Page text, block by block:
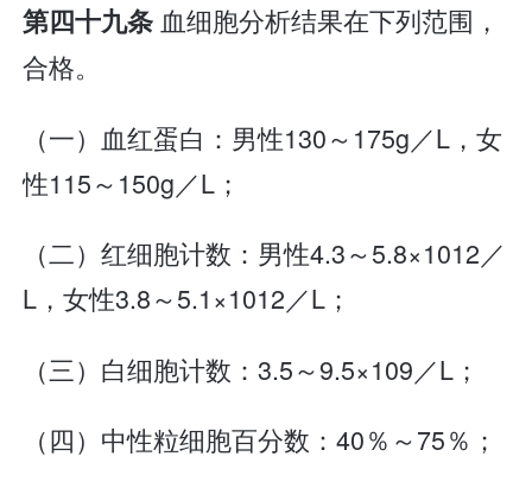
第四十九条血细胞分析结果在下列范围，
合格。
（一）血红蛋白：男性130～175g／L，女
性115～150g／L；
（二）红细胞计数：男性4.3～5.8×1012／
L，女性3.8～5.1×1012／L；
（三）白细胞计数：3.5～9.5×109／L；
（四）中性粒细胞百分数：40％～75％；